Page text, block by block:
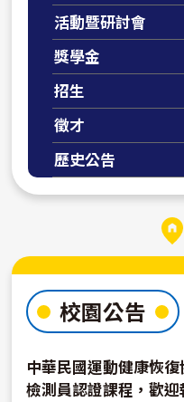
活動暨研討會
獎學金
招生
徵才
歷史公告
校園公告
中華民國運動健康恢
檢測員認證課程，歡迎